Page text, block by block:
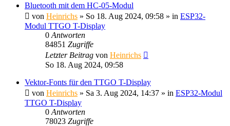
Bluetooth mit dem HC-05-Modul
von Heinrichs » So 18. Aug 2024, 09:58 » in ESP32-
Modul TTGO T-Display
0 Antworten
84851 Zugriffe
Letzter Beitrag von Heinrichs
So 18. Aug 2024, 09:58
Vektor-Fonts für den TTGO T-Display
von Heinrichs » Sa 3. Aug 2024, 14:37 » in ESP32-Modul
TTGO T-Display
0 Antworten
78023 Zugriffe